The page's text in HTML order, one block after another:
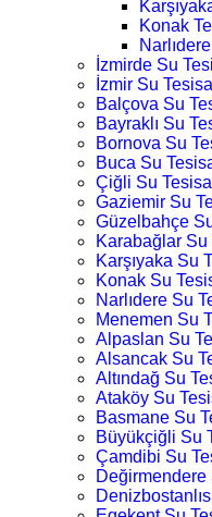
Konak
İzmirde Su
İzmir Su
Balçova Su
Bayraklı Su
Bornova Su
Buca Su
Çiğli Su
Gaziemir Su
Güzelbahçe
Karabağlar Su
Karşıyaka Su
Konak Su
Narlıdere Su
Menemen Su
Alpaslan Su
Alsancak Su
Altındağ Su
Ataköy Su
Basmane Su
Büyükçiğli Su
Çamdibi Su
Değirmendere